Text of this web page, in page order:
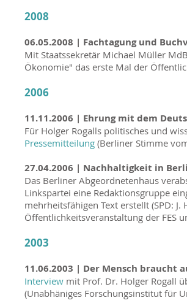
2008
06.05.2008 | Fachtagung und
Mit Staatssekretär Michael Müller
Ökonomie" das erste Mal der
2006
11.11.2006 | Ehrung mit dem
Für Holger Rogalls politisches und
Pressemitteilung (Berliner Stimme
27.04.2006 | Nachhaltigkeit in
Das Berliner Abgeordnetenhaus
Linkspartei eine Redaktionsgruppe
mehrheitsfähigen Text erstellt (SPD:
Öffentlichkeitsveranstaltung der FES
2003
11.06.2003 | Der Mensch braucht
Interview mit Prof. Dr. Holger Rogall
(Unabhäniges Forschungsinstitut für